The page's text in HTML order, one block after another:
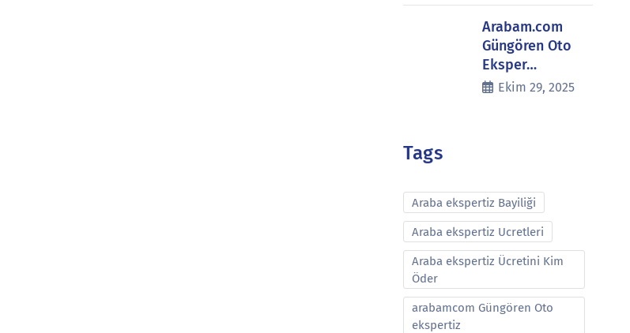
Arabam.com
Güngören Oto
Eksper…
Ekim 29, 2025
Tags
Araba ekspertiz Bayiliği
Araba ekspertiz Ucretleri
Araba ekspertiz Ücretini Kim
Öder
arabamcom Güngören Oto
ekspertiz